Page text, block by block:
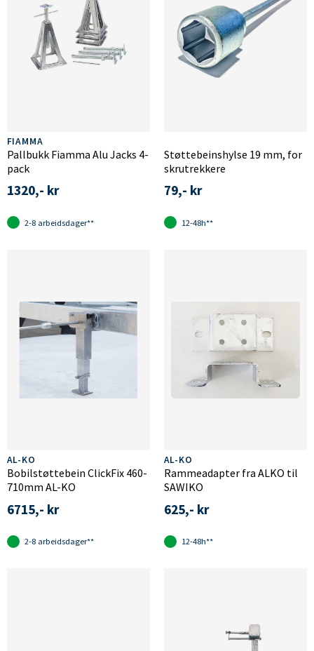
FIAMMA
Pallbukk Fiamma Alu Jacks 4-
pack
1320,- kr
2-8 arbeidsdager**
Støttebeinshylse 19 mm, for
skrutrekkere
79,- kr
12-48h**
AL-KO
Bobilstøttebein ClickFix 460-
710mm AL-KO
6715,- kr
2-8 arbeidsdager**
AL-KO
Rammeadapter fra ALKO til
SAWIKO
625,- kr
12-48h**